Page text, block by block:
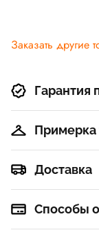
Заказать другие
Гарантия
Примерка
Доставка
Способы